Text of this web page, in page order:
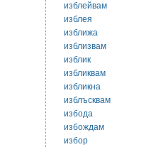
изблейвам
изблея
изближа
изблизвам
изблик
избликвам
избликна
изблъсквам
избода
избождам
избор